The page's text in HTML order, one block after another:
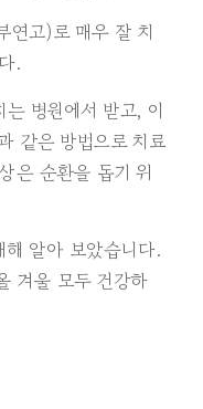
연고)로 매우 잘 치
.
병원에서 받고, 이
같은 방법으로 치료
은 순환을 돕기 위
알아 보았습니다.
겨울 모두 건강하